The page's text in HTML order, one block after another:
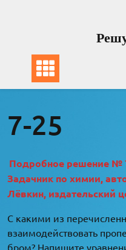
7-25
Подробное решение №
Задачник по химии,
Лёвкин, издательский
С какими из
взаимодействовать
бром? Напишите